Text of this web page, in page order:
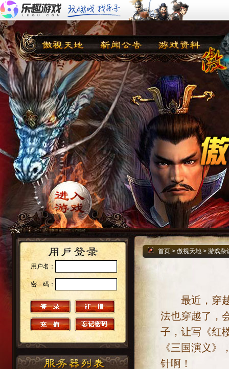
用户名：
密 码：
首页 > 傲视天地 > 游戏杂
最近，穿越
法也穿越了，
子，让写《红
《三国演义
针啊！